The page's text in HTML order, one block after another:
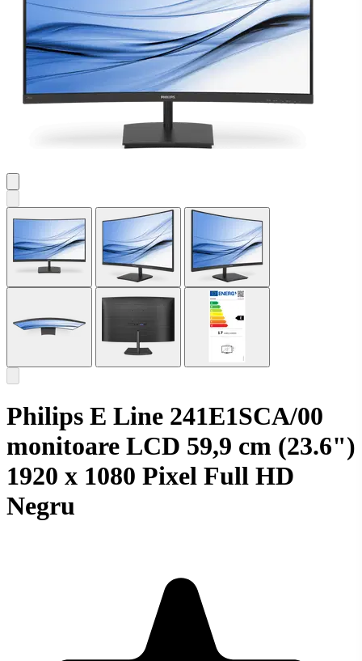
Philips E Line 241E1SCA/00
monitoare LCD 59,9 cm (23.6")
1920 x 1080 Pixel Full HD
Negru